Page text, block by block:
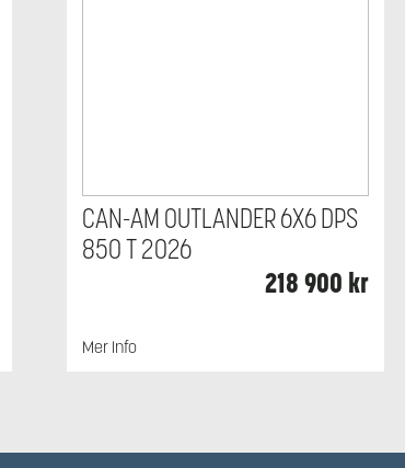
CAN-AM OUTLANDER 6X6 DPS
850 T 2026
218 900 kr
Mer Info